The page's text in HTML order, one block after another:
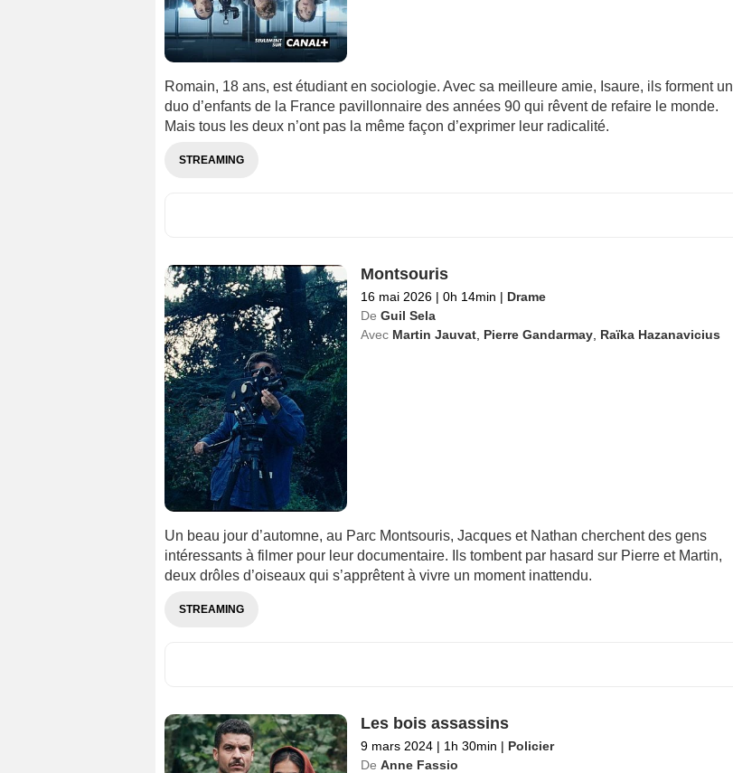
Romain, 18 ans, est étudiant en sociologie. Avec sa meilleure amie, Isaure, ils forment un
duo d’enfants de la France pavillonnaire des années 90 qui rêvent de refaire le monde.
Mais tous les deux n’ont pas la même façon d’exprimer leur radicalité.
STREAMING
Montsouris
16 mai 2026 | 0h 14min | Drame
De Guil Sela
Avec Martin Jauvat, Pierre Gandarmay, Raïka Hazanavicius
Un beau jour d’automne, au Parc Montsouris, Jacques et Nathan cherchent des gens
intéressants à filmer pour leur documentaire. Ils tombent par hasard sur Pierre et Martin,
deux drôles d’oiseaux qui s’apprêtent à vivre un moment inattendu.
STREAMING
Les bois assassins
9 mars 2024 | 1h 30min | Policier
De Anne Fassio